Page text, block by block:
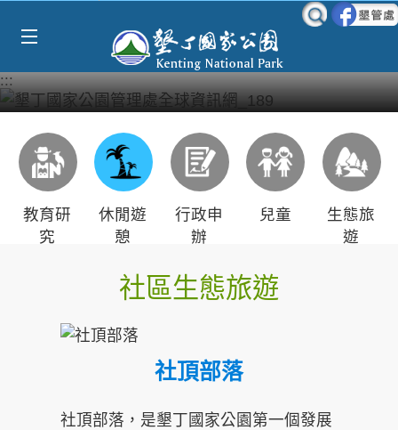
:::
教育研
究
休閒遊
憩
行政申
辦
兒童
生態旅
遊
社區生態旅遊
社頂部落
社頂部落，是墾丁國家公園第一個發展